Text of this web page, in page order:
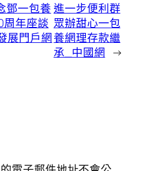
鄧一包養
周年座談
展門戶網
進一步便利群
眾辦甜心一包
養網理存款繼
承_中國網 →